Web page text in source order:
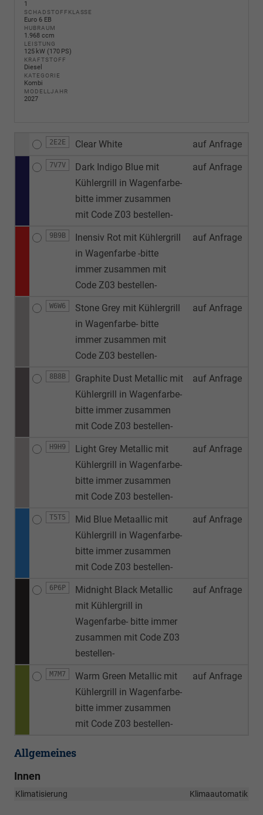
1
SCHADSTOFFKLASSE
Euro 6 EB
HUBRAUM
1.968 ccm
LEISTUNG
125 kW (170 PS)
KRAFTSTOFF
Diesel
KATEGORIE
Kombi
MODELLJAHR
2027
2E2E Clear White auf Anfrage
7V7V
Dark Indigo Blue mit
Kühlergrill in Wagenfarbe-
bitte immer zusammen
mit Code Z03 bestellen-
auf Anfrage
9B9B
Inensiv Rot mit Kühlergrill
in Wagenfarbe -bitte
immer zusammen mit
Code Z03 bestellen-
auf Anfrage
W6W6
Stone Grey mit Kühlergrill
in Wagenfarbe- bitte
immer zusammen mit
Code Z03 bestellen-
auf Anfrage
8B8B
Graphite Dust Metallic mit
Kühlergrill in Wagenfarbe-
bitte immer zusammen
mit Code Z03 bestellen-
auf Anfrage
H9H9
Light Grey Metallic mit
Kühlergrill in Wagenfarbe-
bitte immer zusammen
mit Code Z03 bestellen-
auf Anfrage
T5T5
Mid Blue Metaallic mit
Kühlergrill in Wagenfarbe-
bitte immer zusammen
mit Code Z03 bestellen-
auf Anfrage
6P6P
Midnight Black Metallic
mit Kühlergrill in
Wagenfarbe- bitte immer
zusammen mit Code Z03
bestellen-
auf Anfrage
M7M7
Warm Green Metallic mit
Kühlergrill in Wagenfarbe-
bitte immer zusammen
mit Code Z03 bestellen-
auf Anfrage
Allgemeines
Innen
Klimatisierung Klimaautomatik